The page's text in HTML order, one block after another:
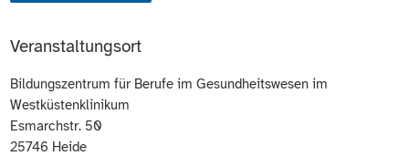
Veranstaltungsort
Bildungszentrum für Berufe im Gesundheitswesen im
Westküstenklinikum
Esmarchstr. 50
25746 Heide